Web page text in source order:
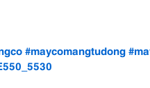
#maycomangtudong